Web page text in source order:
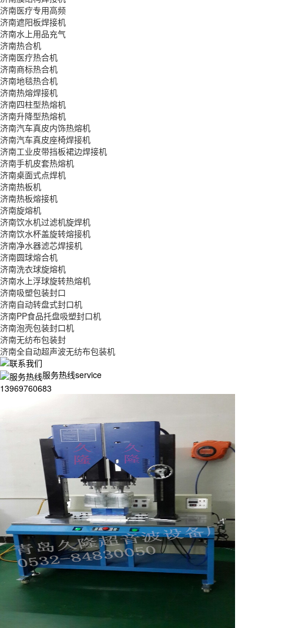
济南医疗专用高频
济南遮阳板焊接机
济南水上用品充气
济南热合机
济南医疗热合机
济南商标热合机
济南地毯热合机
济南热熔焊接机
济南四柱型热熔机
济南升降型热熔机
济南汽车真皮内饰热熔机
济南汽车真皮座椅焊接机
济南工业皮带挡板裙边焊接机
济南手机皮套热熔机
济南桌面式点焊机
济南热板机
济南热板熔接机
济南旋熔机
济南饮水机过滤机旋焊机
济南饮水杯盖旋转熔接机
济南净水器滤芯焊接机
济南圆球熔合机
济南洗衣球旋熔机
济南水上浮球旋转热熔机
济南吸塑包装封口
济南自动转盘式封口机
济南PP食品托盘吸塑封口机
济南泡壳包装封口机
济南无纺布包装封
济南全自动超声波无纺布包装机
服务热线service
13969760683